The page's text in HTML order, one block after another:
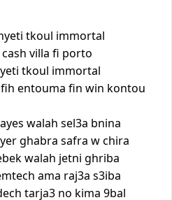
tkoul immortal
villa fi porto
tkoul immortal
entouma fin win kontou
walah sel3a bnina
ghabra safra w chira
walah jetni ghriba
ama raj3a s3iba
tarja3 no kima 9bal